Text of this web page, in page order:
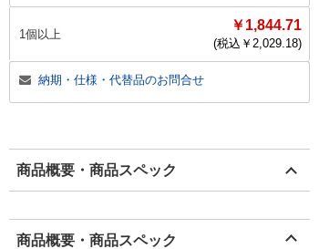
1個以上
￥1,844.71
(税込￥ 2,029.18)
納期・仕様・代替品のお問合せ
商品概要・商品スペック
商品概要・商品スペック